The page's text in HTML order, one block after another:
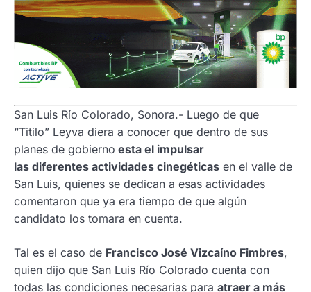
San Luis Río Colorado, Sonora.- Luego de que
“Titilo” Leyva diera a conocer que dentro de sus
planes de gobierno esta el impulsar
las diferentes actividades cinegéticas en el valle de
San Luis, quienes se dedican a esas actividades
comentaron que ya era tiempo de que algún
candidato los tomara en cuenta.
Tal es el caso de Francisco José Vizcaíno Fimbres,
quien dijo que San Luis Río Colorado cuenta con
todas las condiciones necesarias para atraer a más